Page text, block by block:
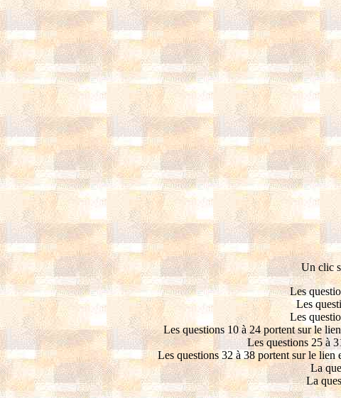
Un clic
Les
Les
Les
Les questions 10 à 24 portent sur le
Les questions 25 à
Les questions 32 à 38 portent sur le lien
La
La